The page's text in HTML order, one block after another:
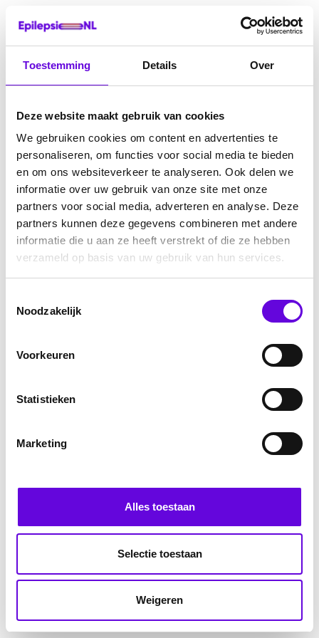
Toestemming Details Over
Deze website maakt gebruik van cookies
We gebruiken cookies om content en advertenties te
personaliseren, om functies voor social media te bieden
en om ons websiteverkeer te analyseren. Ook delen we
informatie over uw gebruik van onze site met onze
partners voor social media, adverteren en analyse. Deze
partners kunnen deze gegevens combineren met andere
informatie die u aan ze heeft verstrekt of die ze hebben
verzameld op basis van uw gebruik van hun services.
Noodzakelijk
Voorkeuren
Statistieken
Marketing
Alles toestaan
Selectie toestaan
Weigeren